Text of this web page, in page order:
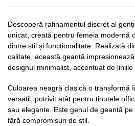
Descoperă rafinamentul discret al
unicat, creată pentru femeia modernă
dintre stil și funcționalitate. Realizată
calitate, această geantă
designul minimalist, accentuat de liniile
Culoarea neagră clasică o transformă
versatil, potrivit atât pentru ținutele
sau elegante. Este genul de geantă
fără compromisuri de stil.